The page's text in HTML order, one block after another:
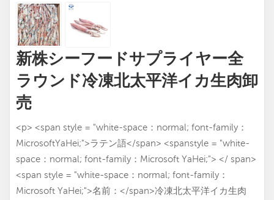
新株シーフードサプライヤー全
ラウンド冷凍北太平洋イカ生肉卸
売
<p> <span style = "white-space：normal; font-family：
MicrosoftYaHei;">ラテン語</span> <spanstyle = "white-
space：normal; font-family：Microsoft YaHei;"> </ span>
<span style = "white-space：normal; font-family：
Microsoft YaHei;">名前：</span>冷凍北太平洋イカ生肉